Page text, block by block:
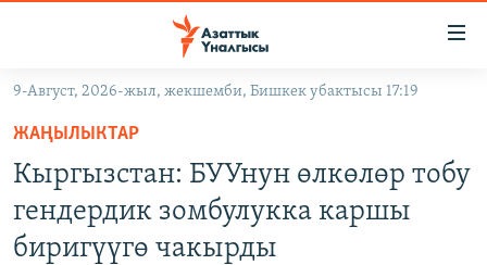
Навигацияга
өтүңүз
Издөөгө
салыңызКЫРГЫЗСТАН
ДҮЙНӨ
УКРАИНА
9-Август, 2026-жыл, жекшемби, Бишкек убактысы 17:19
ЖАҢЫЛЫКТАР
Кыргызстан: БУУнун өлкөлөр тобу
гендердик зомбулукка каршы
биригүүгө чакырды